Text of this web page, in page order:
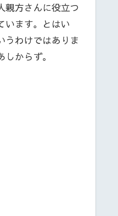
親方さんに役立つ
います。とはい
うわけではありま
からず。